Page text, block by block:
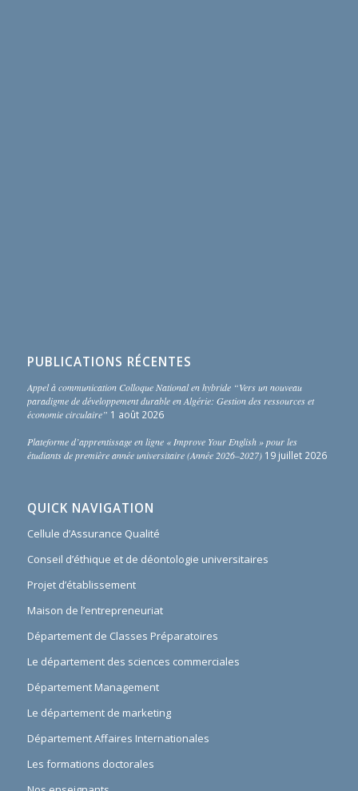
PUBLICATIONS RÉCENTES
Appel à communication Colloque National en hybride “Vers un nouveau
paradigme de développement durable en Algérie: Gestion des ressources et
économie circulaire” 1 août 2026
Plateforme d’apprentissage en ligne « Improve Your English » pour les
étudiants de première année universitaire (Année 2026–2027) 19 juillet 2026
QUICK NAVIGATION
Cellule d’Assurance Qualité
Conseil d’éthique et de déontologie universitaires
Projet d’établissement
Maison de l’entrepreneuriat
Département de Classes Préparatoires
Le département des sciences commerciales
Département Management
Le département de marketing
Département Affaires Internationales
Les formations doctorales